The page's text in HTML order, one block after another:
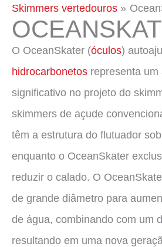
Skimmers vertedouros
O OceanSkater (óculos)
hidrocarbonetos representa um
significativo no projeto do
skimmers de açude
têm a estrutura do flutuador
enquanto o OceanSkater
reduzir o calado. O
de grande diâmetro para
de água, combinando com um
resultando em uma nova